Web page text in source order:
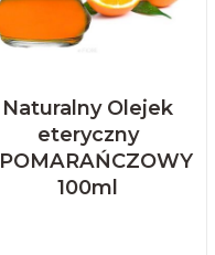
Naturalny Olejek
eteryczny
POMARAŃCZOWY
100ml